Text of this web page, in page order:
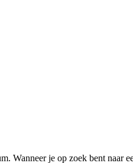
Wanneer je op zoek bent naar